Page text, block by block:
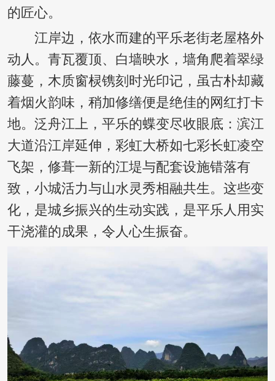
的匠心。
江岸边，依水而建的平乐老街老屋格外
动人。青瓦覆顶、白墙映水，墙角爬着翠绿
藤蔓，木质窗棂镌刻时光印记，虽古朴却藏
着烟火韵味，稍加修缮便是绝佳的网红打卡
地。泛舟江上，平乐的蝶变尽收眼底：滨江
大道沿江岸延伸，彩虹大桥如七彩长虹凌空
飞架，修葺一新的江堤与配套设施错落有
致，小城活力与山水灵秀相融共生。这些变
化，是城乡振兴的生动实践，是平乐人用实
干浇灌的成果，令人心生振奋。